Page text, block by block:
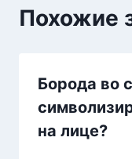
Похожие
Борода во
на лице?